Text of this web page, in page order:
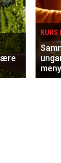
KURS
meny